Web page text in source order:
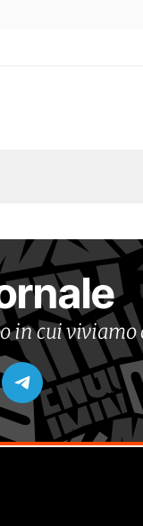
in cui viviamo